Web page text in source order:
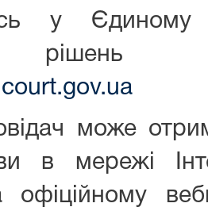
у Єдиному
рішень
може
в мережі
офіційному